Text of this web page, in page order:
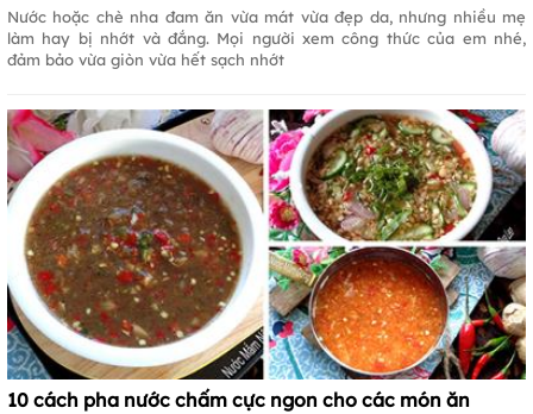
Nước hoặc chè nha đam ăn vừa mát vừa đẹp da, nhưng nhiều mẹ
làm hay bị nhớt và đắng. Mọi người xem công thức của em nhé,
đảm bảo vừa giòn vừa hết sạch nhớt
10 cách pha nước chấm cực ngon cho các món ăn